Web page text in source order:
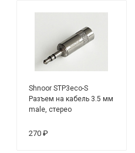
Shnoor STP3eco-S
Разъем на кабель 3.5 мм
male, стерео
270 ₽